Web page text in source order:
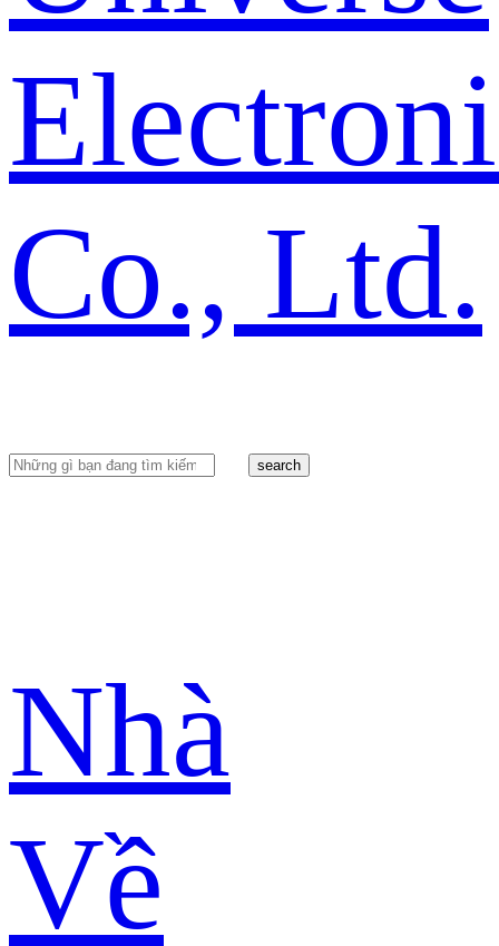
search
Nhà
Về